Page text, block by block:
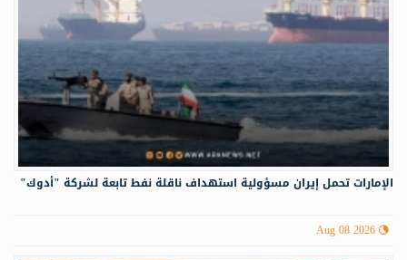
الإمارات تحمل إيران مسؤولية استهداف ناقلة نفط تابعة لشركة "أدوك"
Aug 08 2026